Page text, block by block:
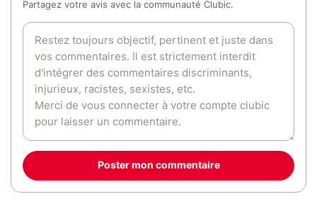
Partagez votre avis avec la communauté Clubic.
Poster mon commentaire